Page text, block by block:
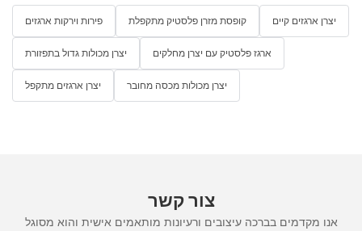
פירות וירקות ארגזים קופסת מזרן פלסטיק מתקפלת יצרן ארגזים קיים
יצרן מכולות גדול בתפזורת ארגז פלסטיק עם יצרן מחלקים
יצרן ארגזים מתקפל יצרן מכולות מכסה מחובר
צור קשר
אנו מקדמים בברכה עיצובים ורעיונות מותאמים אישית והוא מסוגל